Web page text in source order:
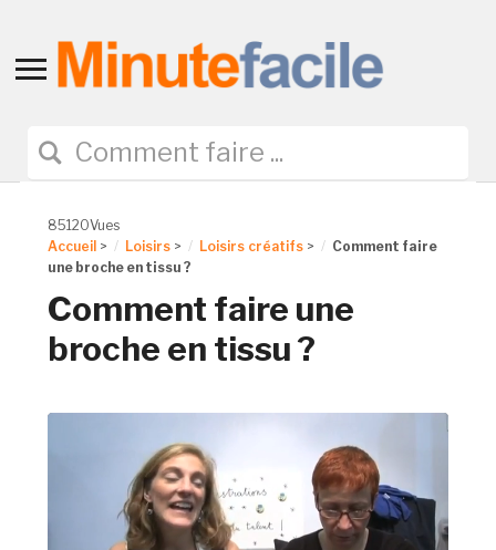
Toggle
navigation
85120Vues
Accueil > Loisirs > Loisirs créatifs >
Comment faire
une broche en tissu ?
Comment faire une
broche en tissu ?